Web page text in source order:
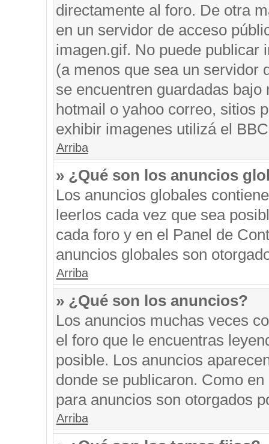
directamente al foro. De otra
en un servidor de acceso
imagen.gif. No puede publicar
(a menos que sea un servidor
se encuentren guardadas
hotmail o yahoo correo, sitios
exhibir imagenes utilizá el
Arriba
» ¿Qué son los anuncios
Los anuncios globales
leerlos cada vez que sea
cada foro y en el Panel de
anuncios globales son
Arriba
» ¿Qué son los anuncios?
Los anuncios muchas veces
el foro que le encuentras
posible. Los anuncios
donde se publicaron. Como
para anuncios son otorgados
Arriba